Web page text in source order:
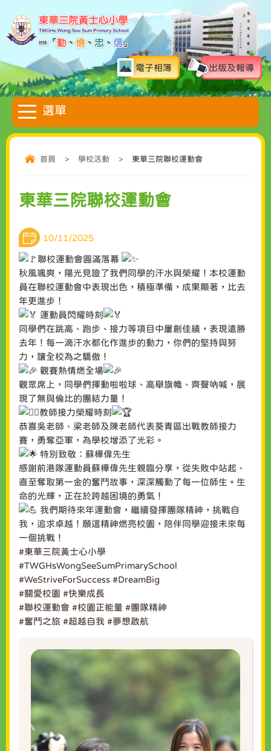
電子相簿 出版及報導
首頁 > 學校活動 > 東華三院聯校運動會
東華三院聯校運動會
10/11/2025
聯校運動會圓滿落幕
秋風颯爽，陽光見證了我們同學的汗水與榮耀！本校運動
員在聯校運動會中表現出色，積極準備，成果顯著，比去
年更進步！
運動員閃耀時刻
同學們在跳高、跑步、接力等項目中屢創佳績，表現遠勝
去年！每一滴汗水都化作進步的動力，你們的堅持與努
力，讓全校為之驕傲！
觀賽熱情燃全場
觀眾席上，同學們揮動啦啦球、高舉旗幟、齊聲吶喊，展
現了無與倫比的團結力量！
教師接力榮耀時刻
恭喜吳老師、梁老師及陳老師代表葵青區出戰教師接力
賽，勇奪亞軍，為學校增添了光彩。
特別致敬：蘇樺偉先生
感謝前港隊運動員蘇樺偉先生親臨分享，從失敗中站起、
直至奪取第一金的奮鬥故事，深深觸動了每一位師生。生
命的光輝，正在於跨越困境的勇氣！
我們期待來年運動會，繼續發揮團隊精神，挑戰自
我，追求卓越！願這精神燃亮校園，陪伴同學迎接未來每
一個挑戰！
#東華三院黃士心小學
#TWGHsWongSeeSumPrimarySchool
#WeStriveForSuccess #DreamBig
#關愛校園 #快樂成長
#聯校運動會 #校園正能量 #團隊精神
#奮鬥之旅 #超越自我 #夢想啟航